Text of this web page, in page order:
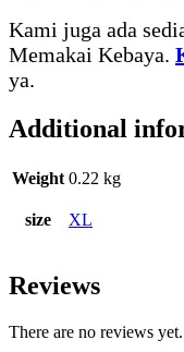
Kami juga ada
Memakai Kebaya.
ya.
Additional
Weight 0.22 kg
size XL
Reviews
There are no reviews yet.